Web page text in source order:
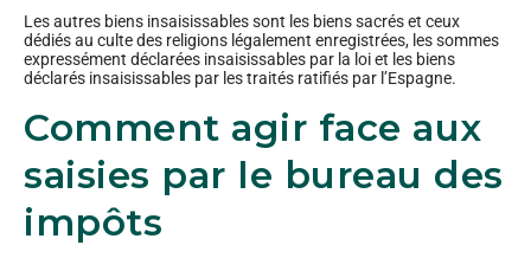
Les autres biens insaisissables sont les biens sacrés et ceux
dédiés au culte des religions légalement enregistrées, les sommes
expressément déclarées insaisissables par la loi et les biens
déclarés insaisissables par les traités ratifiés par l’Espagne.
Comment agir face aux
saisies par le bureau des
impôts